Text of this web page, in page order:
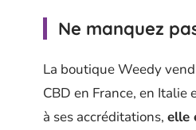
Ne manquez
La boutique Weedy
CBD en France, en Italie
à ses accréditations, elle